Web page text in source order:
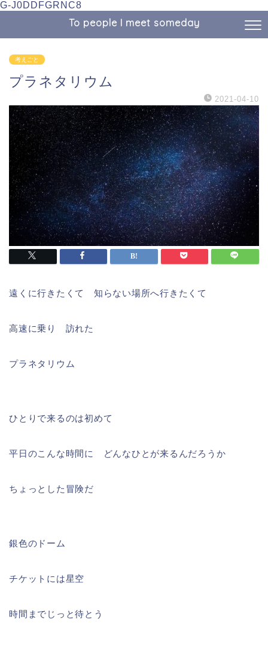
G-J0DDFGRNC8
To people I meet someday
考えごと
プラネタリウム
2021-04-10
遠くに行きたくて 知らない場所へ行きたくて
高速に乗り 訪れた
プラネタリウム
ひとりで来るのは初めて
平日のこんな時間に どんなひとが来るんだろうか
ちょっとした冒険だ
銀色のドーム
チケットには星空
時間までじっと待とう